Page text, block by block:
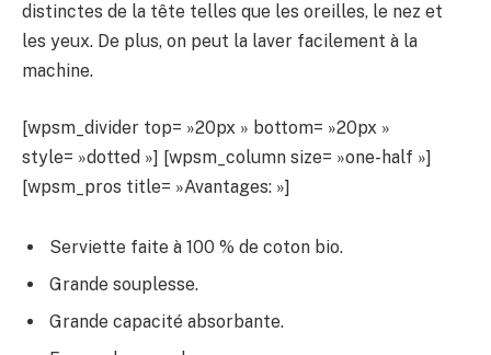
distinctes de la tête telles que les oreilles, le nez et
les yeux. De plus, on peut la laver facilement à la
machine.
[wpsm_divider top= »20px » bottom= »20px »
style= »dotted »] [wpsm_column size= »one-half »]
[wpsm_pros title= »Avantages: »]
Serviette faite à 100 % de coton bio.
Grande souplesse.
Grande capacité absorbante.